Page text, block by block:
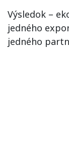
Výsledok –
jedného
jedného